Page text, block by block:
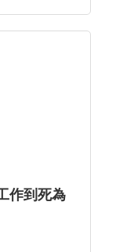
作到死為